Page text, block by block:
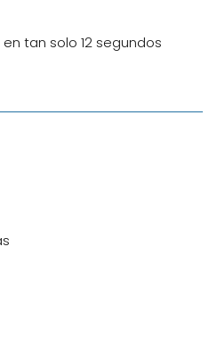
tan solo 12 segundos